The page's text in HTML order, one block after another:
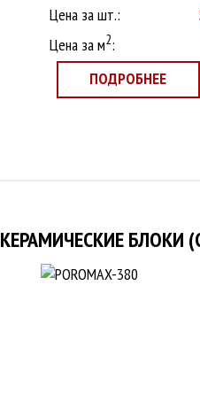
Цена за шт.:
Цена за м2:
ПОДРОБНЕЕ
КЕРАМИЧЕСКИЕ БЛОКИ